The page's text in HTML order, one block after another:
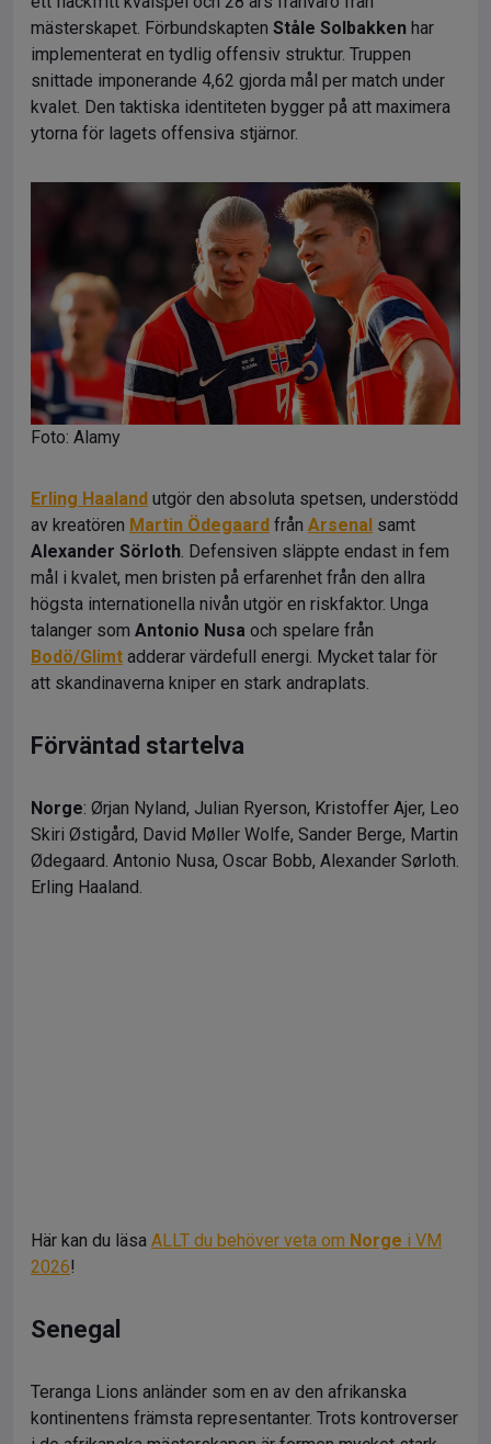
mästerskapet. Förbundskapten Ståle Solbakken har
implementerat en tydlig offensiv struktur. Truppen
snittade imponerande 4,62 gjorda mål per match under
kvalet. Den taktiska identiteten bygger på att maximera
ytorna för lagets offensiva stjärnor.
Foto: Alamy
Erling Haaland utgör den absoluta spetsen, understödd
av kreatören Martin Ödegaard från Arsenal samt
Alexander Sörloth. Defensiven släppte endast in fem
mål i kvalet, men bristen på erfarenhet från den allra
högsta internationella nivån utgör en riskfaktor. Unga
talanger som Antonio Nusa och spelare från
Bodö/Glimt adderar värdefull energi. Mycket talar för
att skandinaverna kniper en stark andraplats.
Förväntad startelva
Norge: Ørjan Nyland, Julian Ryerson, Kristoffer Ajer, Leo
Skiri Østigård, David Møller Wolfe, Sander Berge, Martin
Ødegaard. Antonio Nusa, Oscar Bobb, Alexander Sørloth.
Erling Haaland.
Här kan du läsa ALLT du behöver veta om Norge i VM
2026!
Senegal
Teranga Lions anländer som en av den afrikanska
kontinentens främsta representanter. Trots kontroverser